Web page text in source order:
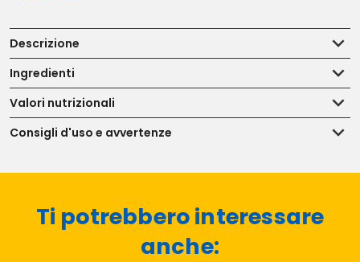
Descrizione
Ingredienti
Valori nutrizionali
Consigli d'uso e avvertenze
Ti potrebbero interessare
anche: